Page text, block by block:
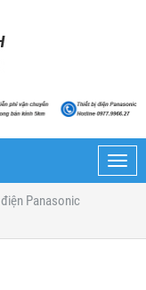
Panasonic